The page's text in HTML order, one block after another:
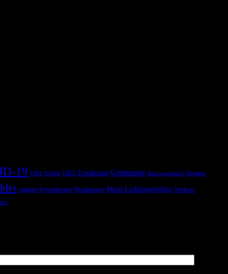
19 CRM DOAK EKG Ernährung Gerinnung Harnwegsinfekt Heparin
maligne Hyperthermie Medikament Mein Lieblingsfehler Narkose